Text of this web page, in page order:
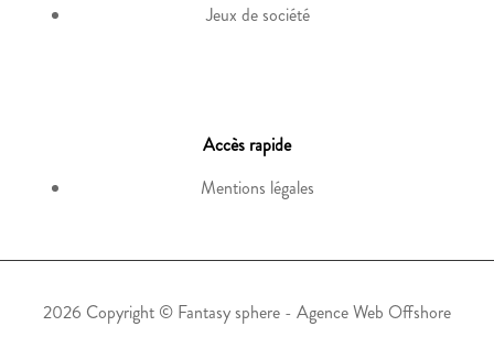
Jeux de société
Accès rapide
Mentions légales
2026 Copyright © Fantasy sphere - Agence Web Offshore